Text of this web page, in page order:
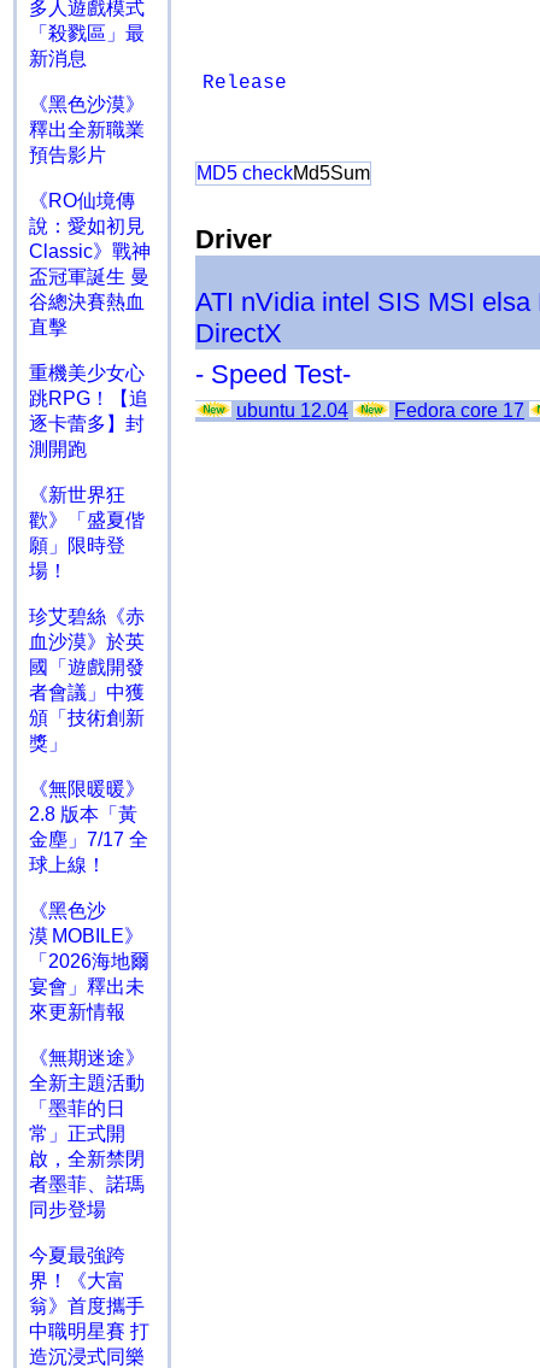
多人遊戲模式
「殺戮區」最
新消息
《黑色沙漠》
釋出全新職業
預告影片
《RO仙境傳
說：愛如初見
Classic》戰神
盃冠軍誕生 曼
谷總決賽熱血
直擊
重機美少女心
跳RPG！【追
逐卡蕾多】封
測開跑
《新世界狂
歡》「盛夏偕
願」限時登
場！
珍艾碧絲《赤
血沙漠》於英
國「遊戲開發
者會議」中獲
頒「技術創新
獎」
《無限暖暖》
2.8 版本「黃
金塵」7/17 全
球上線！
《黑色沙
漠 MOBILE》
「2026海地爾
宴會」釋出未
來更新情報
《無期迷途》
全新主題活動
「墨菲的日
常」正式開
啟，全新禁閉
者墨菲、諾瑪
同步登場
今夏最強跨
界！《大富
翁》首度攜手
中職明星賽 打
造沉浸式同樂
Release
MD5 checkMd5Sum
Driver
ATI nVidia intel SIS MSI elsa
DirectX
- Speed Test-
ubuntu 12.04 Fedora core 17